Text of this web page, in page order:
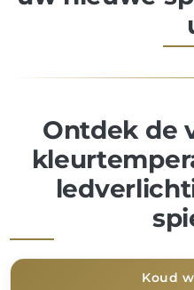
Ontdek de
Koud